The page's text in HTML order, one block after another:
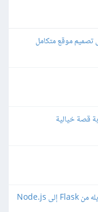
قصة خيالية